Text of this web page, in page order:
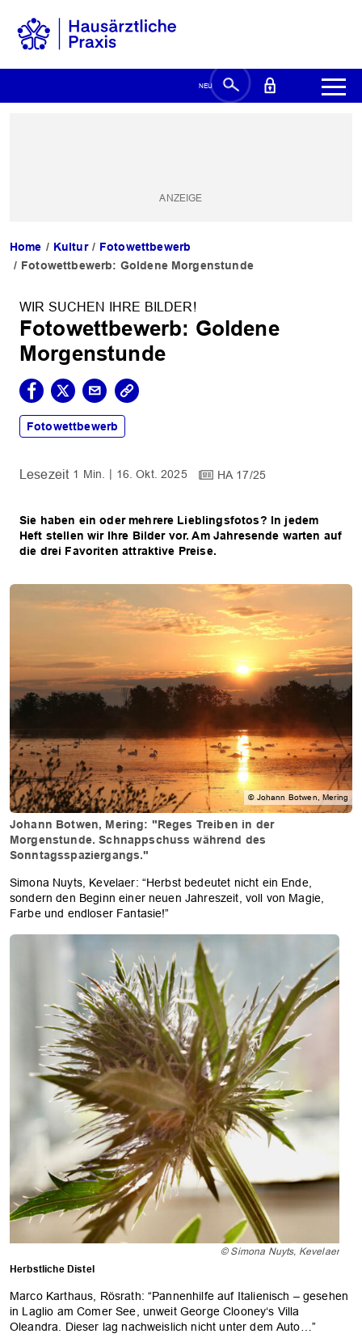
Home Kultur
Fotowettbewerb
Fotowettbewerb: Goldene Morgenstunde
WIR SUCHEN IHRE BILDER!
Fotowettbewerb: Goldene
Morgenstunde
Fotowettbewerb
1 Min. 16. Okt. 2025 HA 17/25
Sie haben ein oder mehrere Lieblingsfotos? In jedem
Heft stellen wir Ihre Bilder vor. Am Jahresende warten auf
die drei Favoriten attraktive Preise.
© Johann Botwen, Mering
Johann Botwen, Mering: "Reges Treiben in der
Morgenstunde. Schnappschuss während des
Sonntagsspaziergangs."
Simona Nuyts, Kevelaer: “Herbst bedeutet nicht ein Ende,
sondern den Beginn einer neuen Jahreszeit, voll von Magie,
Farbe und endloser Fantasie!”
© Simona Nuyts, Kevelaer
Herbstliche Distel
Marco Karthaus, Rösrath: “Pannenhilfe auf Italienisch – gesehen
in Laglio am Comer See, unweit George Clooney‘s Villa
Oleandra. Dieser lag nachweislich nicht unter dem Auto…”